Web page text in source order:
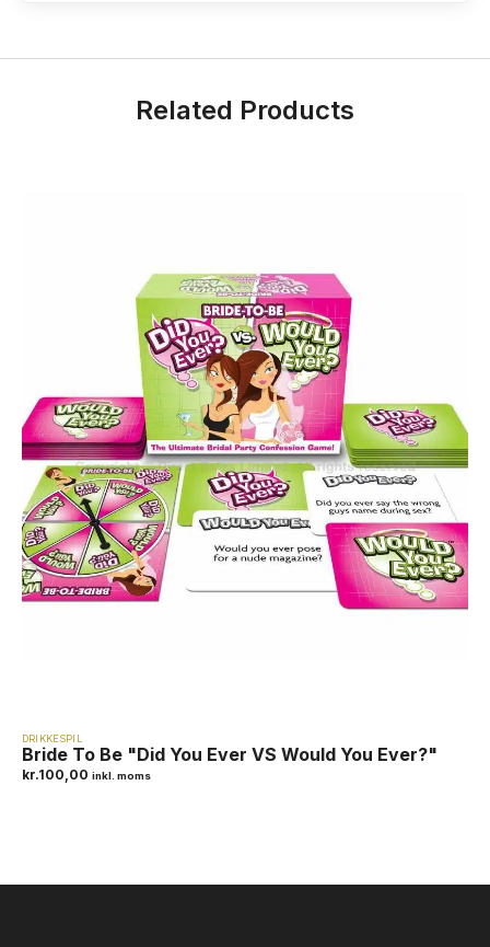
Related Products
DRIKKESPIL
Bride To Be "Did You Ever VS Would You Ever?"
kr.100,00 inkl. moms